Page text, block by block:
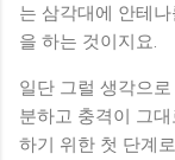
는 삼각대에 안테
을 하는 것이지요.
일단 그럴 생각으
분하고 충격이 그
하기 위한 첫 단계